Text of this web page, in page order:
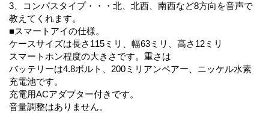
3、コンパスタイプ・・・北、北西、南西など8方向を音声で
教えてくれます。
■スマートアイの仕様。
ケースサイズは長さ115ミリ、幅63ミリ、高さ12ミリ
スマートホン程度の大きさです。重さは
バッテリーは4.8ボルト、200ミリアンペアー、ニッケル水素
充電池です。
充電用ACアダプター付きです。
音量調整はありません。